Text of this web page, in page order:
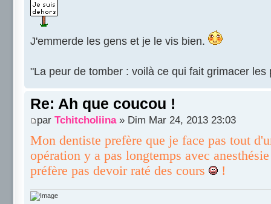
J'emmerde les gens et je le vis bien.
"La peur de tomber : voilà ce qui fait grimacer
Re: Ah que coucou !
par Tchitcholiina» Dim Mar 24, 2013 23:03
Mon dentiste prefère que je face pas tout
opération y a pas longtemps avec
préfère pas devoir raté des cours
!